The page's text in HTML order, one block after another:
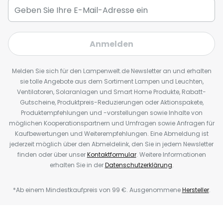
Anmelden
Melden Sie sich für den Lampenwelt.de Newsletter an und erhalten
sie tolle Angebote aus dem Sortiment Lampen und Leuchten,
Ventilatoren, Solaranlagen und Smart Home Produkte, Rabatt-
Gutscheine, Produktpreis-Reduzierungen oder Aktionspakete,
Produktempfehlungen und -vorstellungen sowie Inhalte von
möglichen Kooperationspartnern und Umfragen sowie Anfragen für
Kaufbewertungen und Weiterempfehlungen. Eine Abmeldung ist
jederzeit möglich über den Abmeldelink, den Sie in jedem Newsletter
finden oder über unserKontaktformular. Weitere Informationen
erhalten Sie in derDatenschutzerklärung.
*Ab einem Mindestkaufpreis von 99 €. AusgenommeneHersteller.